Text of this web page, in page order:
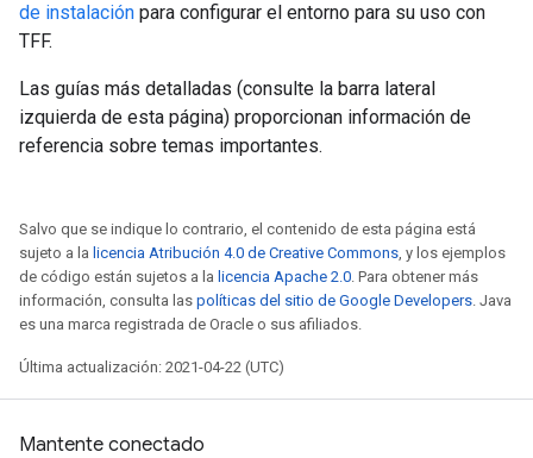
de instalación para configurar el entorno para su uso con
TFF.
Las guías más detalladas (consulte la barra lateral
izquierda de esta página) proporcionan información de
referencia sobre temas importantes.
Salvo que se indique lo contrario, el contenido de esta página está
sujeto a la licencia Atribución 4.0 de Creative Commons, y los ejemplos
de código están sujetos a la licencia Apache 2.0. Para obtener más
información, consulta las políticas del sitio de Google Developers. Java
es una marca registrada de Oracle o sus afiliados.
Última actualización: 2021-04-22 (UTC)
Mantente conectado